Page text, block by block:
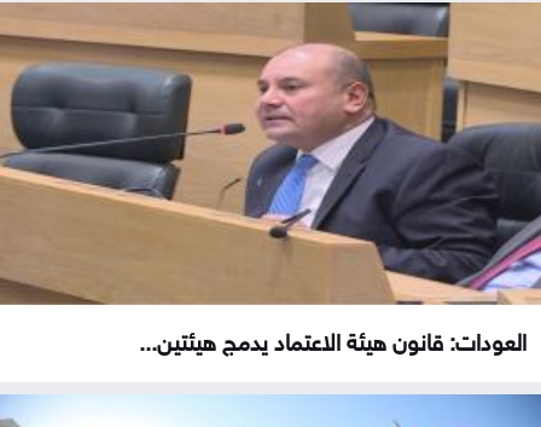
العودات: قانون هيئة الاعتماد يدمج هيئتين...